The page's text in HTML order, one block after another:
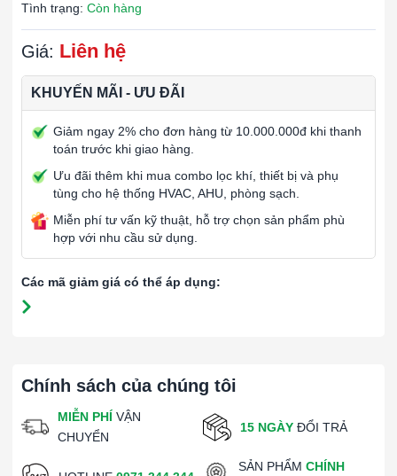
Chính sách của chúng tôi
MIỄN PHÍ VẬN
CHUYỂN
15 NGÀY ĐỔI TRẢ
SẢN PHẨMCHÍNH
Tình trạng: Còn hàng
Giá: Liên hệ
KHUYẾN MÃI - ƯU ĐÃI
Giảm ngay 2% cho đơn hàng từ 10.000.000đ khi thanh
toán trước khi giao hàng.
Ưu đãi thêm khi mua combo lọc khí, thiết bị và phụ
tùng cho hệ thống HVAC, AHU, phòng sạch.
Miễn phí tư vấn kỹ thuật, hỗ trợ chọn sản phẩm phù
hợp với nhu cầu sử dụng.
Các mã giảm giá có thể áp dụng: